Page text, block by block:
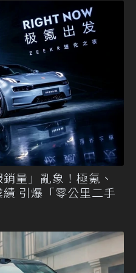
量」亂象！極氪、
引爆「零公里二手